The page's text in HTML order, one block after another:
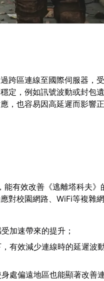
跨區連線至國際伺服器，
定，例如訊號波動或封包
，也容易因高延遲而影響
能有效改善《逃離塔科夫》
對校園網路、WiFi等複雜
加速帶來的提升；
有效減少連線時的延遲波
處偏遠地區也能顯著改善